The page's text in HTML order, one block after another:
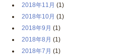
2018年11月 (1)
2018年10月 (1)
2018年9月 (1)
2018年8月 (1)
2018年7月 (1)